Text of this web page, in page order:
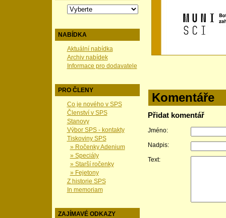
NABÍDKA
Aktuální nabídka
Archiv nabídek
Informace pro dodavatele
PRO ČLENY
Co je nového v SPS
Členství v SPS
Stanovy
Výbor SPS - kontakty
Tiskoviny SPS
» Ročenky Adenium
» Speciály
» Starší ročenky
» Fejetony
Z historie SPS
In memoriam
ZAJÍMAVÉ ODKAZY
Komentáře
Přidat komentář
Jméno:
Nadpis:
Text: